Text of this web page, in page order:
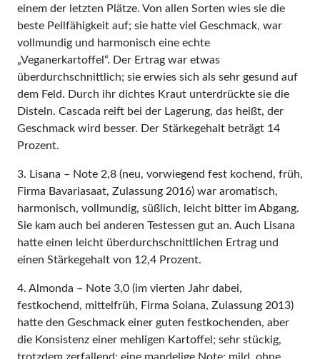
einem der letzten Plätze. Von allen Sorten wies sie die
beste Pellfähigkeit auf; sie hatte viel Geschmack, war
vollmundig und harmonisch eine echte
„Veganerkartoffel“. Der Ertrag war etwas
überdurchschnittlich; sie erwies sich als sehr gesund auf
dem Feld. Durch ihr dichtes Kraut unterdrückte sie die
Disteln. Cascada reift bei der Lagerung, das heißt, der
Geschmack wird besser. Der Stärkegehalt beträgt 14
Prozent.
3. Lisana – Note 2,8 (neu, vorwiegend fest kochend, früh,
Firma Bavariasaat, Zulassung 2016) war aromatisch,
harmonisch, vollmundig, süßlich, leicht bitter im Abgang.
Sie kam auch bei anderen Testessen gut an. Auch Lisana
hatte einen leicht überdurchschnittlichen Ertrag und
einen Stärkegehalt von 12,4 Prozent.
4. Almonda – Note 3,0 (im vierten Jahr dabei,
festkochend, mittelfrüh, Firma Solana, Zulassung 2013)
hatte den Geschmack einer guten festkochenden, aber
die Konsistenz einer mehligen Kartoffel; sehr stückig,
trotzdem zerfallend; eine mandelige Note; mild, ohne